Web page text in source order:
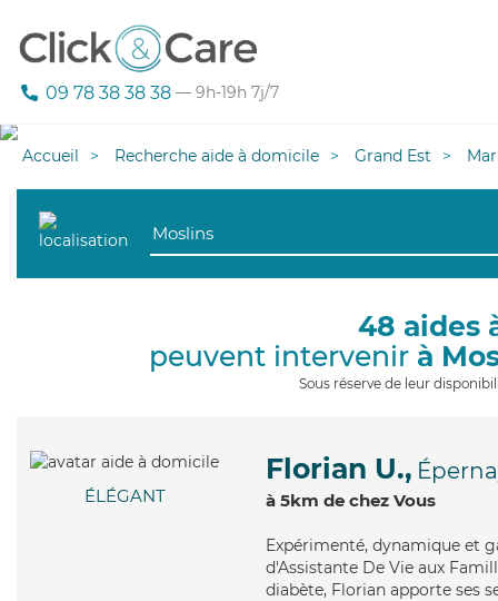
09 78 38 38 38 — 9h-19h 7j/7
Accueil Recherche aide à domicile Grand Est
48 aides
peuvent intervenir à
Sous réserve de leur
ÉLÉGANT
Florian U.,
à 5km de chez Vous
Expérimenté, dynamique et
d'Assistante De Vie aux
diabète, Florian apporte ses